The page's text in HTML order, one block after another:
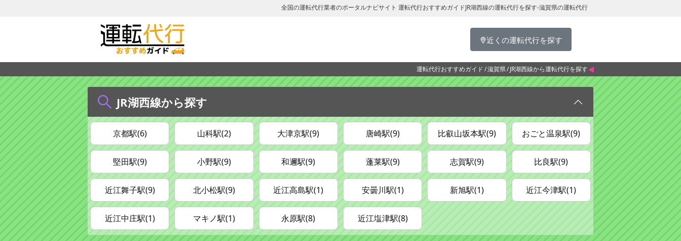
全国の運転代行業者のポータルナビサイト 運転代行おすすめガイドJR湖西線の運転代行を探す-滋賀県の運転代行
近くの運転代行を探す
運転代行おすすめガイド 滋賀県 JR湖西線から運転代行を探す
JR湖西線から探す
京都駅(6) 山科駅(2) 大津京駅(9) 唐崎駅(9) 比叡山坂本駅(9) おごと温泉駅(9)
堅田駅(9) 小野駅(9) 和邇駅(9) 蓬莱駅(9) 志賀駅(9) 比良駅(9)
近江舞子駅(9) 北小松駅(9) 近江高島駅(1) 安曇川駅(1) 新旭駅(1) 近江今津駅(1)
近江中庄駅(1) マキノ駅(1) 永原駅(8) 近江塩津駅(8)